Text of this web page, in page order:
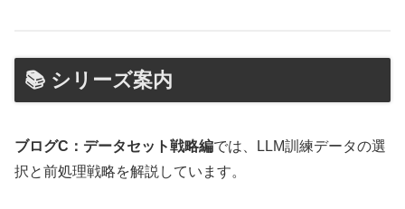
📚 シリーズ案内
ブログC：データセット戦略編では、LLM訓練データの選
択と前処理戦略を解説しています。